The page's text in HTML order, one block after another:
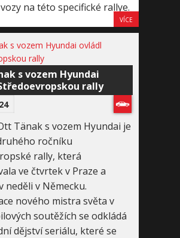
na této specifické rallye.
VÍCE
s vozem Hyundai
rally
Tänak s vozem Hyundai je
ročníku
rally, která
ve čtvrtek v Praze a
neděli v Německu.
nového mistra světa v
soutěžích se odkládá
dějství seriálu, které se